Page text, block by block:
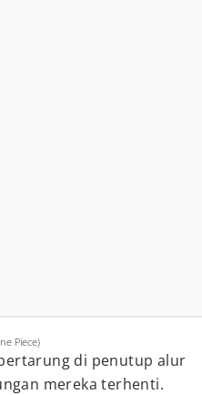
Piece)
di penutup alur
mereka terhenti.